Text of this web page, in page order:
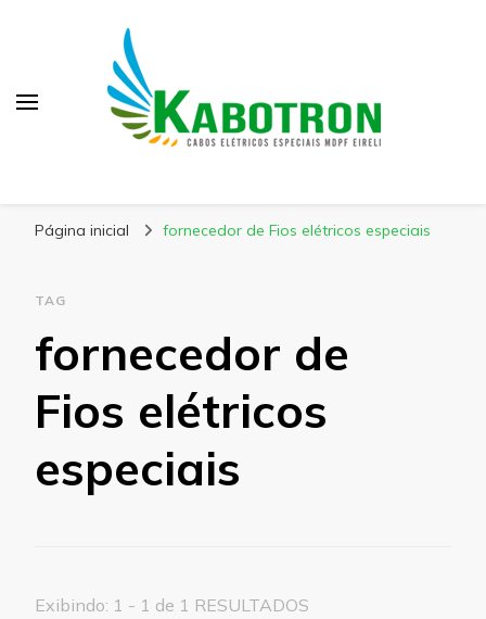
Página inicial fornecedor de Fios elétricos especiais
TAG
fornecedor de
Fios elétricos
especiais
Exibindo: 1 - 1 de 1 RESULTADOS